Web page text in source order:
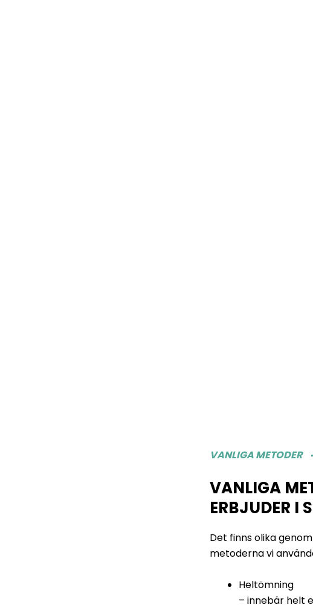
VANLIGA METODER
VANLIGA
ERBJUDER I
Det finns olika
metoderna vi
Heltömning
– innebär helt